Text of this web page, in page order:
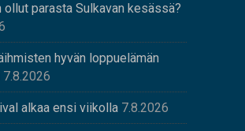
ollut parasta Sulkavan kesässä?
hyvän loppuelämän
7.8.2026
alkaa ensi viikolla 7.8.2026